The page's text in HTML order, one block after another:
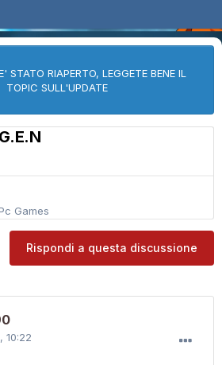
STATO RIAPERTO, LEGGETE BENE IL
TOPIC SULL'UPDATE
Games
Rispondi a questa discussione
10:22